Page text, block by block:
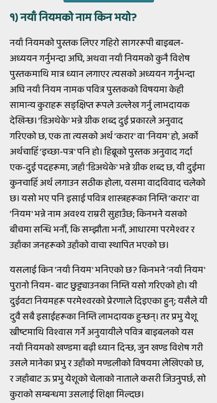
१) नयाँ नियमको नाम किन भयो?
नयाँ नियमको पुस्तक लिएर गहिरो सागररूपी बाइबल-
अध्ययन गर्नुभन्दा अघि, अथवा नयाँ नियमको कुनै विशेष
पुस्तकमाथि मात्र ध्यान लगाएर त्यसको अध्ययन गर्नुभन्दा
अघि नयाँ नियम नामक पवित्र पुस्तकको विषयमा केही
सामान्य कुराहरू सङ्क्षिप्त रूपले उल्लेख गर्नु लाभदायक
देखिन्छ। ‘डिअथेके' भन्ने ग्रीक शब्द दुई प्रकारले अनुवाद
गरिएको छ, एक ता त्यसको अर्थ 'करार' वा 'नियम' हो, अर्को
अर्थचाहिँ ‘इच्छा-पत्र' पनि हो। हिब्रूको पुस्तक अनुवाद गर्दा
एक-दुई पदहरूमा, जहाँ 'डिअथेके' भन्ने ग्रीक शब्द छ, यी दुईमा
कुनचाहिँ अर्थ लगाउन सठीक होला, यसमा वादविवाद चलेको
छ। यसो भए पनि इसाई पवित्र शास्त्रहरूका निम्ति 'करार' वा
'नियम' भन्ने नाम अवश्य राम्ररी सुहाउँछ; किनभने यसको
बीचमा सन्धि भनौं, कि सम्झौता भनौं, आधारमा परमेश्वर र
उहाँका जनहरूको उहाँको वाचा स्थापित भएको छ।
यसलाई किन 'नयाँ नियम' भनिएको छ? किनभने ‘नयाँ नियम'
पुरानो नियम- बाट छुट्ट्याउनका निम्ति यसो गरिएको हो। यी
दुईवटा नियमहरू परमेश्वरको प्रेरणाले दिइएका हुन्; यसैले यी
दुवै सबै इसाईहरूका निम्ति लाभदायक हुन्छन्। तर प्रभु येशू
ख्रीष्टमाथि विश्वास गर्ने अनुयायीले पवित्र बाइबलको यस
नयाँ नियमको खण्डमा बढ़ी ध्यान दिन्छ, जुन खण्ड विशेष गरी
उसले मानेका प्रभु र उहाँको मण्डलीको विषयमा लेखिएको छ,
र जहाँबाट ऊ प्रभु येशूको चेलाको नाताले कसरी जिउनुपर्छ, सो
कुराको सम्बन्धमा उसलाई शिक्षा मिल्दछ।